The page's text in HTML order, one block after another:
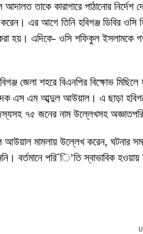
আদালত তাকে কারাগারে পাঠানোর
করেন। এর আগে তিনি হবিগঞ্জ ডিবির
হয়। এদিকে- ওসি শফিকুল ইসলামকে
জেলা শহরে বিএনপির বিক্ষোভ মিছিলে
এস এম আব্দুল আউয়াল। এ ছাড়া
৭৫ জনের নাম উল্লেখসহ
মামলায় উল্লেখ করেন, ঘটনার
বর্তমানে পরি¯ি’তি স্বাভাবিক হওয়ায়